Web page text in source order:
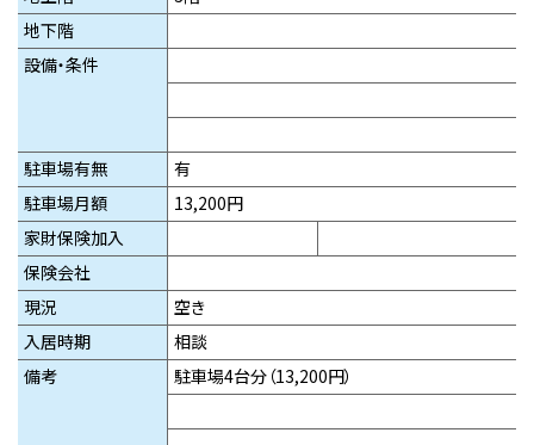
地下階
設備・条件
駐車場有無
有
駐車場月額
13,200円
家財保険加入
保険会社
現況
空き
入居時期
相談
備考
駐車場4台分（13,200円）